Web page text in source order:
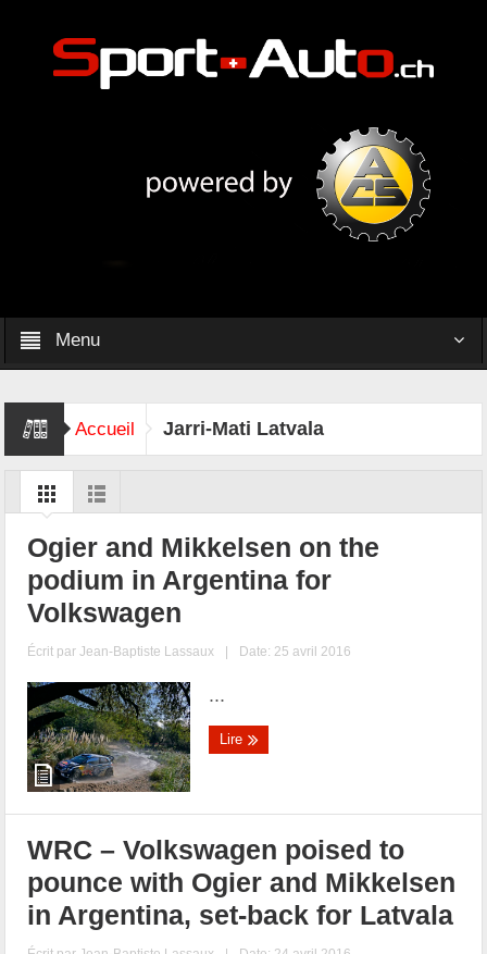
Menu
Accueil Jarri-Mati Latvala
Ogier and Mikkelsen on the
podium in Argentina for
Volkswagen
Écrit parJean-Baptiste Lassaux | Date: 25 avril 2016
...
Lire
WRC – Volkswagen poised to
pounce with Ogier and Mikkelsen
in Argentina, set-back for Latvala